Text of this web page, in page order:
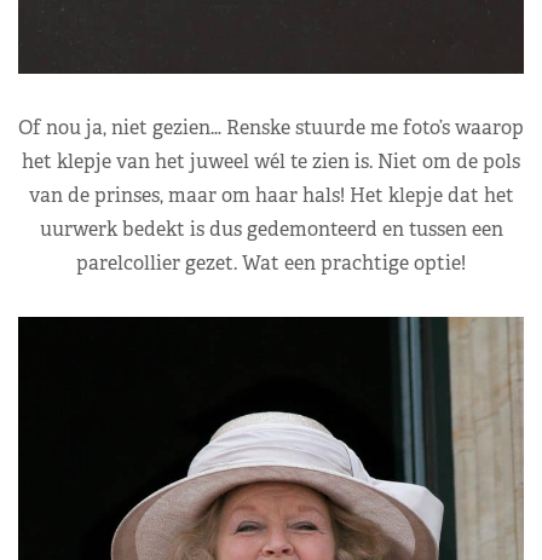
Of nou ja, niet gezien… Renske stuurde me foto’s waarop
het klepje van het juweel wél te zien is. Niet om de pols
van de prinses, maar om haar hals! Het klepje dat het
uurwerk bedekt is dus gedemonteerd en tussen een
parelcollier gezet. Wat een prachtige optie!